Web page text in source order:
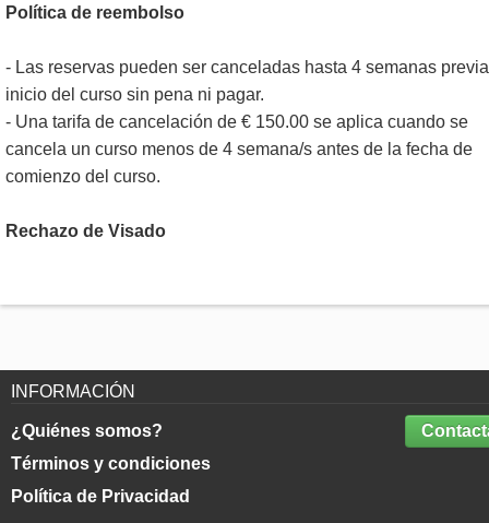
Política de reembolso
- Las reservas pueden ser canceladas hasta 4 semanas
inicio del curso sin pena ni pagar.
- Una tarifa de cancelación de € 150.00 se aplica cuando se
cancela un curso menos de 4 semana/s antes de la fecha de
comienzo del curso.
Rechazo de Visado
INFORMACIÓN
¿Quiénes somos?
Términos y condiciones
Política de Privacidad